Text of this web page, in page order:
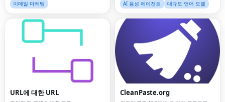
이메일 마케팅
AI 음성 에이전트
대규모 언어 모델
URL에 대한 URL CleanPaste.org